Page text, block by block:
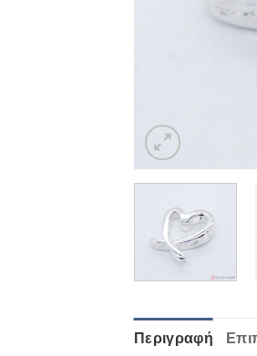
Περιγραφή